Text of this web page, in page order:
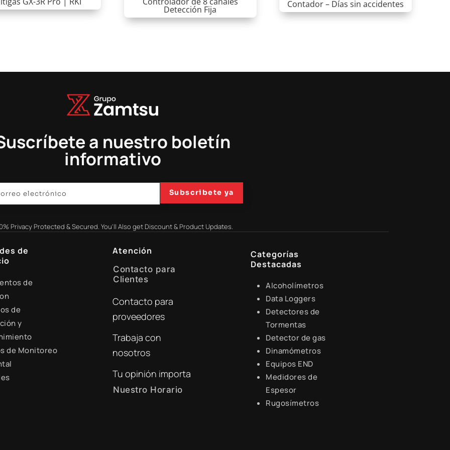
Detección Fija
Contador – Días sin accidentes
a nuestro boletín
informativo
Subscribete ya
Privacy Protected & Secured. You'll Also get Discount & Product Updates.
de
de
de
y
de Monitoreo
Atención
Contacto para
Clientes
+51 941 525 454
digital@zamtsu.com
Contacto para
proveedores
Trabaja con
nosotros
Tu opinión importa
Nuestro Horario
Categorías
Destacadas
Alcoholímetros
Data Loggers
Detectores de
Tormentas
Detector de gas
Dinamómetros
Equipos END
Medidores de
Espesor
Rugosímetros